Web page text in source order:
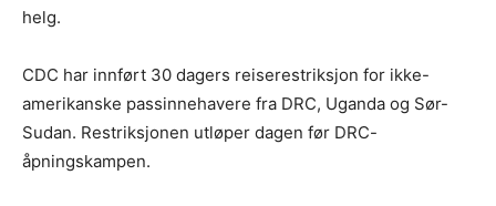
helg.
CDC har innført 30 dagers reiserestriksjon for ikke-
amerikanske passinnehavere fra DRC, Uganda og Sør-
Sudan. Restriksjonen utløper dagen før DRC-
åpningskampen.